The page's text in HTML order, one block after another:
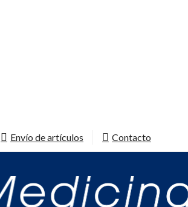
Envío de artículos Contacto